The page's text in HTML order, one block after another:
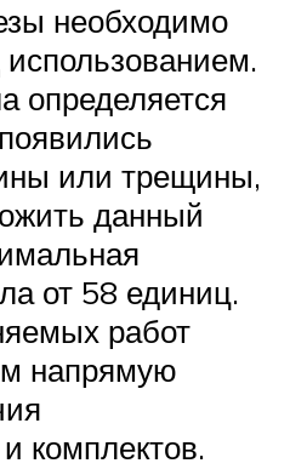
необходимо
определяется
или трещины,
данный
от 58 единиц.
работ
напрямую
комплектов.